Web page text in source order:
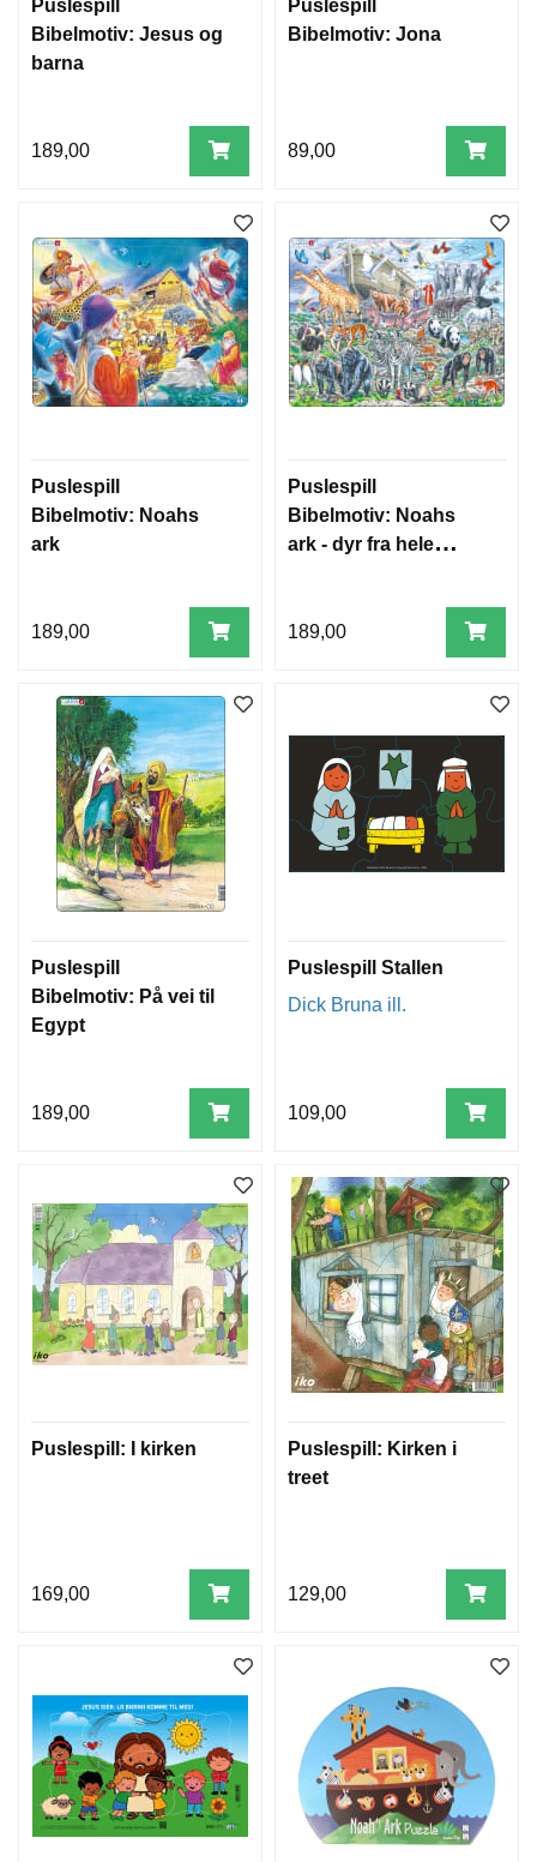
Puslespill
Bibelmotiv: Jesus og
barna
189,00
Puslespill
Bibelmotiv: Jona
89,00
Puslespill
Bibelmotiv: Noahs
ark
189,00
Puslespill
Bibelmotiv: Noahs
ark - dyr fra hele
189,00
Puslespill
Bibelmotiv: På vei til
Egypt
189,00
Puslespill Stallen
Dick Bruna ill.
109,00
Puslespill: I kirken
169,00
Puslespill: Kirken i
treet
129,00